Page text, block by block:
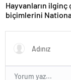
Hayvanların
biçimlerini